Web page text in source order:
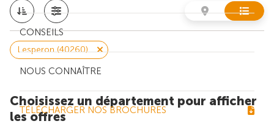
CONSEILS
NOUS CONNAÎTRE
TÉLÉCHARGER NOS BROCHURES
Lesperon (40260)
Choisissez un département pour afficher
les offres